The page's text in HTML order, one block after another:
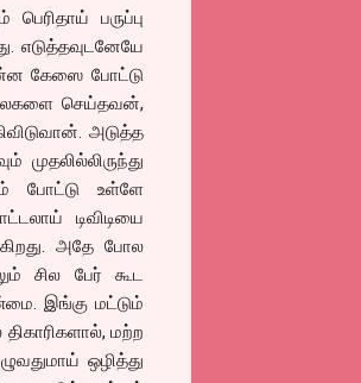
பருப்பு
கேஸை போட்டு
செய்தவன்,
அடுத்த
போட்டு உள்ளே
டிவிடியை
அதே போல
சில பேர் கூட
இங்கு மட்டும்
மற்ற
ஒழித்து